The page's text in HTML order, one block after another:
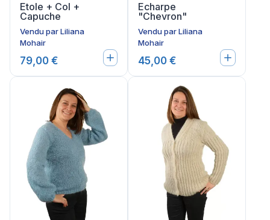
Etole + Col +
Capuche
Vendu parLiliana
Mohair
79,00 €
Echarpe
"Chevron"
Vendu parLiliana
Mohair
45,00 €